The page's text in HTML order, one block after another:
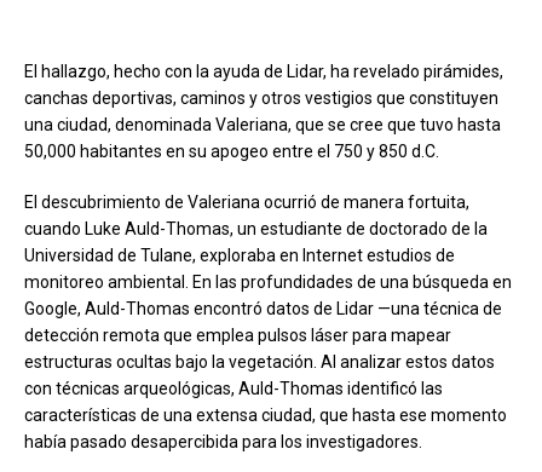
El hallazgo, hecho con la ayuda de Lidar, ha revelado pirámides,
canchas deportivas, caminos y otros vestigios que constituyen
una ciudad, denominada Valeriana, que se cree que tuvo hasta
50,000 habitantes en su apogeo entre el 750 y 850 d.C.
El descubrimiento de Valeriana ocurrió de manera fortuita,
cuando Luke Auld-Thomas, un estudiante de doctorado de la
Universidad de Tulane, exploraba en Internet estudios de
monitoreo ambiental. En las profundidades de una búsqueda en
Google, Auld-Thomas encontró datos de Lidar —una técnica de
detección remota que emplea pulsos láser para mapear
estructuras ocultas bajo la vegetación. Al analizar estos datos
con técnicas arqueológicas, Auld-Thomas identificó las
características de una extensa ciudad, que hasta ese momento
había pasado desapercibida para los investigadores.